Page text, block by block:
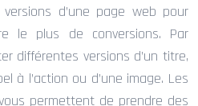
d’une page web pour
le plus de conversions. Par
différentes versions d’un titre,
à l’action ou d’une image. Les
permettent de prendre des